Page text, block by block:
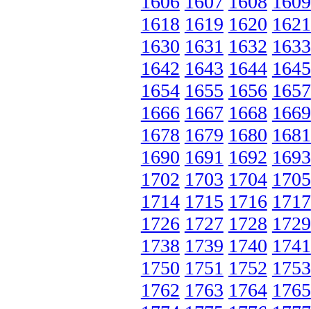
1618 1619 1620 1621
1630 1631 1632 1633
1642 1643 1644 1645
1654 1655 1656 1657
1666 1667 1668 1669
1678 1679 1680 1681
1690 1691 1692 1693
1702 1703 1704 1705
1714 1715 1716 1717
1726 1727 1728 1729
1738 1739 1740 1741
1750 1751 1752 1753
1762 1763 1764 1765